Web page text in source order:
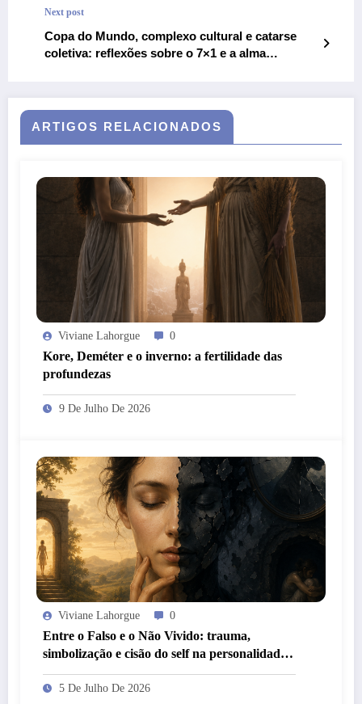
Next post
Copa do Mundo, complexo cultural e catarse
coletiva: reflexões sobre o 7×1 e a alma
ARTIGOS RELACIONADOS
Viviane Lahorgue 0
Kore, Deméter e o inverno: a fertilidade das
profundezas
9 De Julho De 2026
Viviane Lahorgue 0
Entre o Falso e o Não Vivido: trauma,
simbolização e cisão do self na personalidade
“como-se”
5 De Julho De 2026